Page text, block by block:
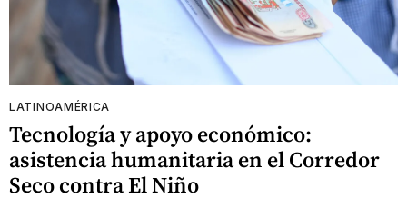
LATINOAMÉRICA
Tecnología y apoyo económico:
asistencia humanitaria en el Corredor
Seco contra El Niño